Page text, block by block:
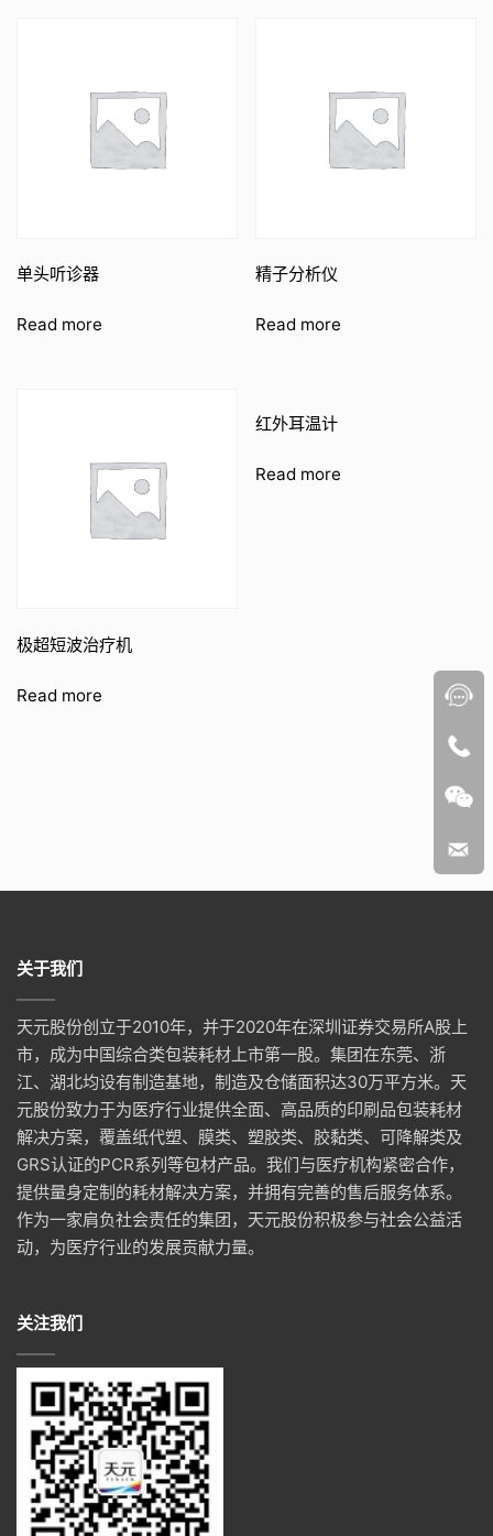
单头听诊器
Read more
精子分析仪
Read more
极超短波治疗机
Read more
红外耳温计
Read more
关于我们
天元股份创立于2010年，并于2020年在深圳证券交易所A股上
市，成为中国综合类包装耗材上市第一股。集团在东莞、浙
江、湖北均设有制造基地，制造及仓储面积达30万平方米。天
元股份致力于为医疗行业提供全面、高品质的印刷品包装耗材
解决方案，覆盖纸代塑、膜类、塑胶类、胶黏类、可降解类及
GRS认证的PCR系列等包材产品。我们与医疗机构紧密合作，
提供量身定制的耗材解决方案，并拥有完善的售后服务体系。
作为一家肩负社会责任的集团，天元股份积极参与社会公益活
动，为医疗行业的发展贡献力量。
关注我们